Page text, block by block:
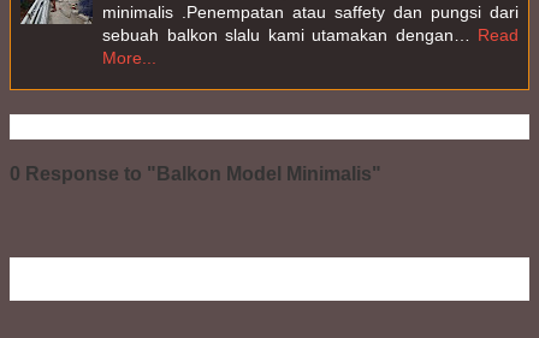
minimalis .Penempatan atau saffety dan pungsi dari
sebuah balkon slalu kami utamakan dengan…
Read
More...
0 Response to "Balkon Model Minimalis"